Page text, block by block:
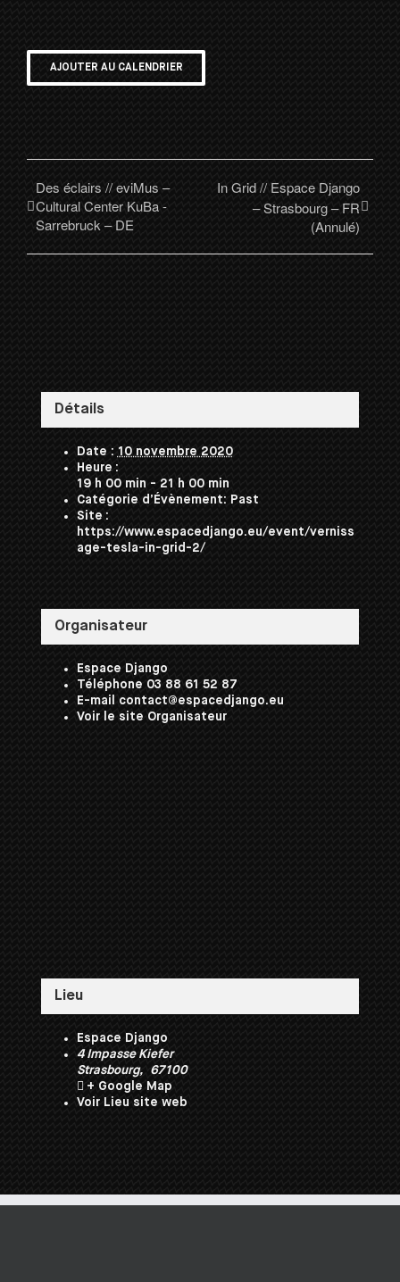
AJOUTER AU CALENDRIER
Des éclairs // eviMus –
Cultural Center KuBa -
Sarrebruck – DE
In Grid // Espace Django
– Strasbourg – FR
(Annulé)
Détails
Date : 10 novembre 2020
Heure :
19 h 00 min - 21 h 00 min
Catégorie d’Évènement: Past
Site :
https://www.espacedjango.eu/event/verniss
age-tesla-in-grid-2/
Organisateur
Espace Django
Téléphone 03 88 61 52 87
E-mail
contact@espacedjango.eu
Voir le site Organisateur
Lieu
Espace Django
4 Impasse Kiefer
Strasbourg,
67100
+ Google Map
Voir Lieu site web